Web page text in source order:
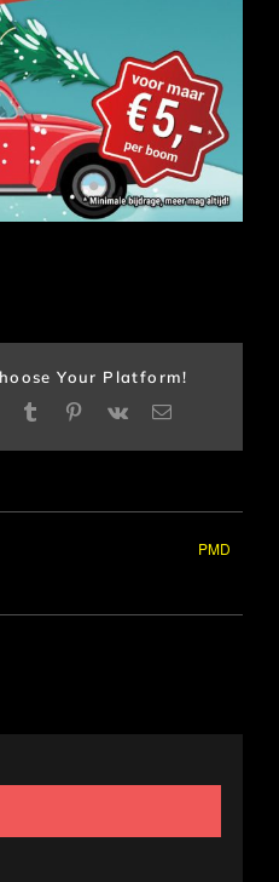
Your Platform!
TumblrPinterest
Vk
E-
PMD